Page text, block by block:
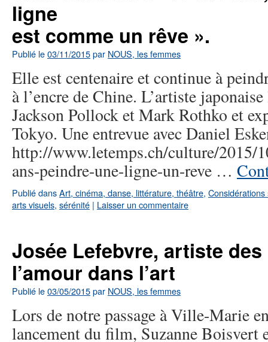
ligne
est comme un rêve ».
Publié le03/11/2015par NOUS, les femmes
Elle est centenaire et continue à
à l’encre de Chine. L’artiste
Jackson Pollock et Mark Rothko et
Tokyo. Une entrevue avec Daniel
http://www.letemps.ch/culture/2015/
ans-peindre-une-ligne-un-reve …
Publié dansArt, cinéma, danse, littérature, théâtre,
arts visuels, sérénité | Laisser un commentaire
Josée Lefebvre, artiste
l’amour dans l’art
Publié le03/05/2015par NOUS, les femmes
Lors de notre passage à Ville-Marie
lancement du film, Suzanne Boisvert